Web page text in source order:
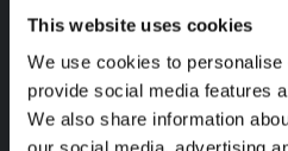
This website uses cookies
We use cookies to
provide social media features
We also share information
notre site
S'inscrire en cliquant sur l'
contenu